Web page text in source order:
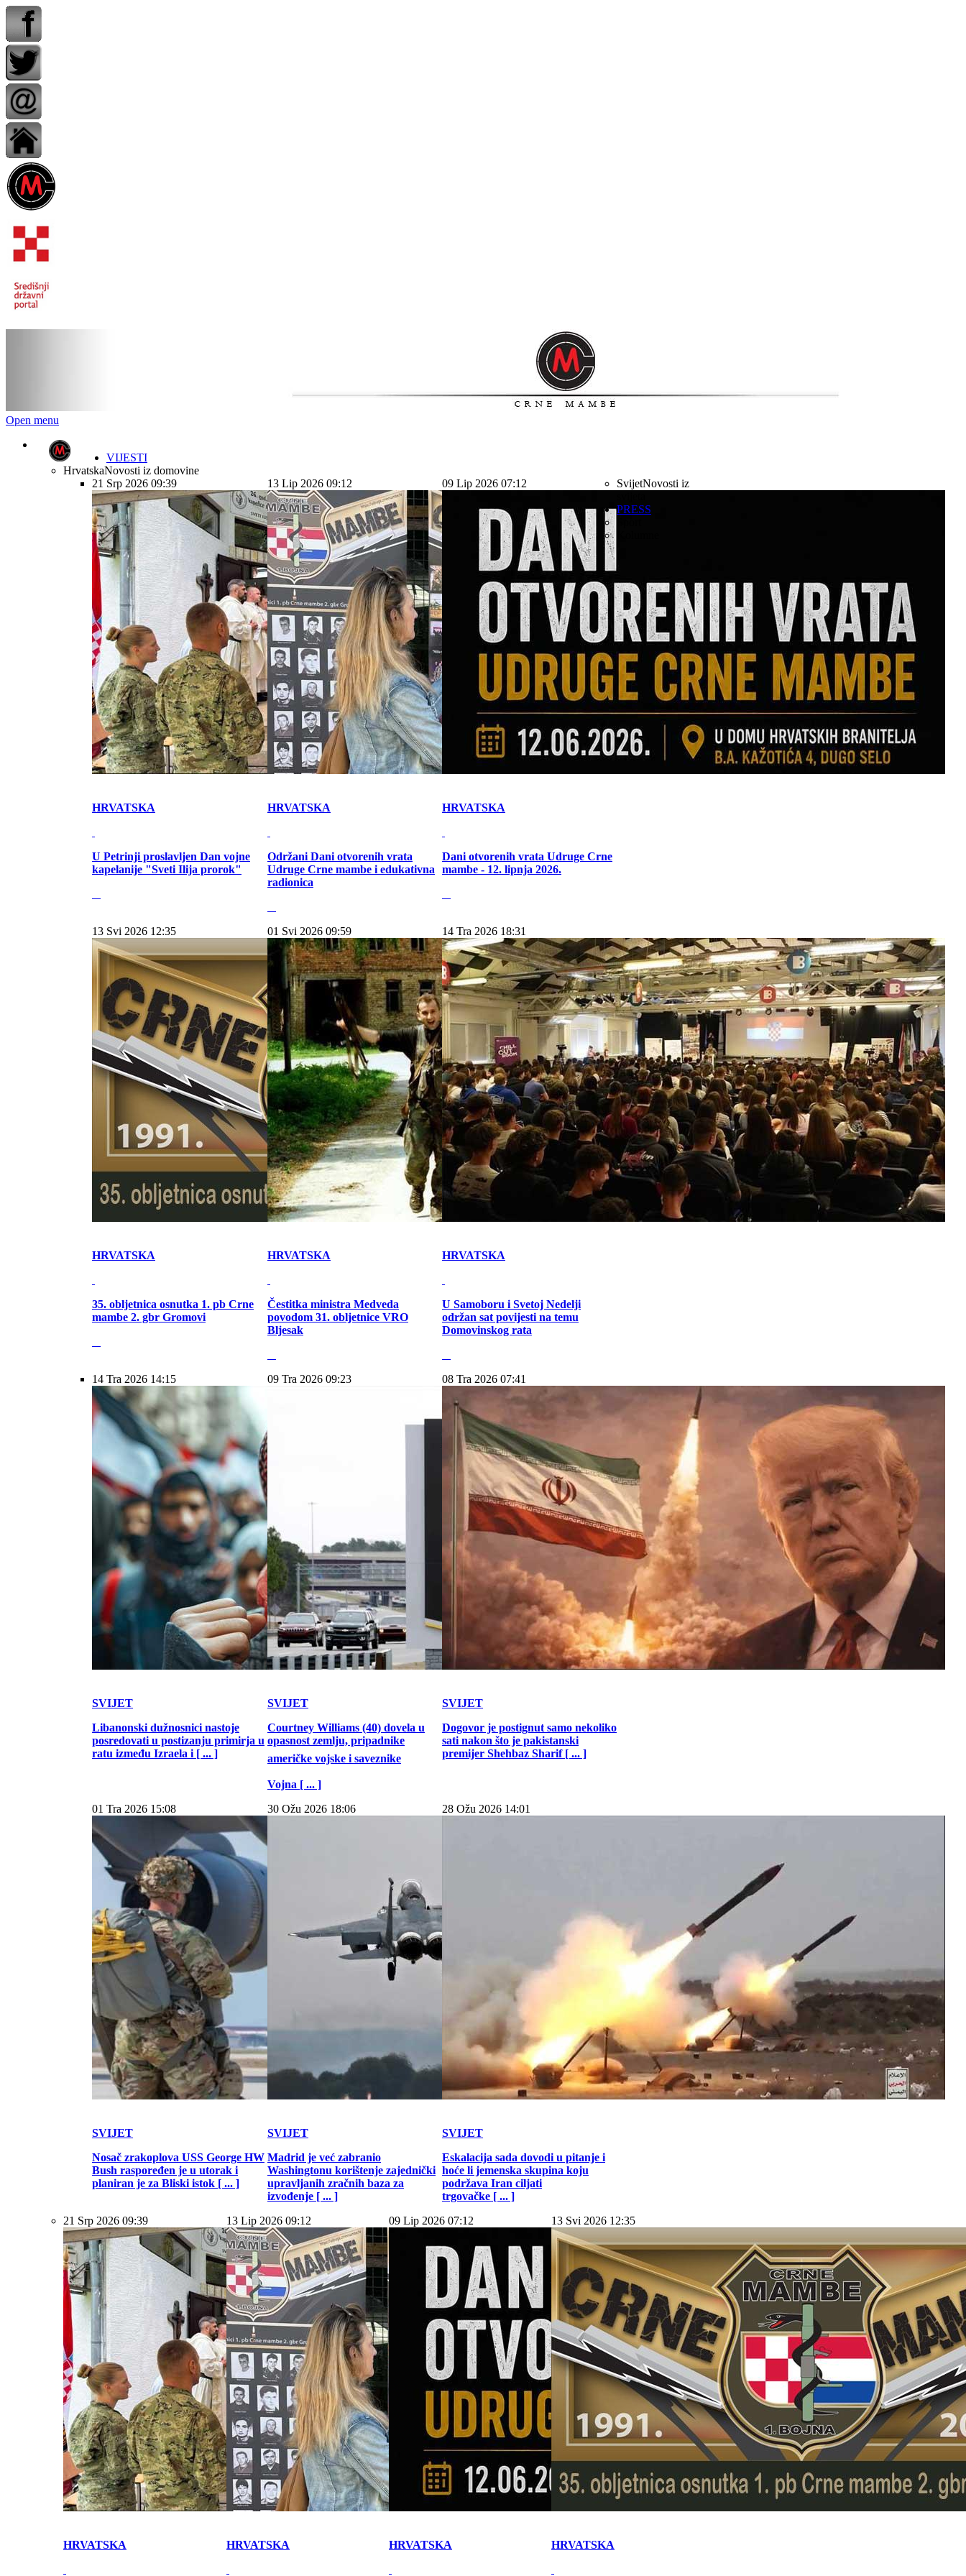
Open menu
VIJESTI
HrvatskaNovosti iz domovine
21 Srp 2026 09:39
HRVATSKA
U Petrinji proslavljen Dan vojne
kapelanije "Sveti Ilija prorok"
13 Lip 2026 09:12
HRVATSKA
Održani Dani otvorenih vrata
Udruge Crne mambe i edukativna
radionica
09 Lip 2026 07:12
HRVATSKA
Dani otvorenih vrata Udruge Crne
mambe - 12. lipnja 2026.
13 Svi 2026 12:35
HRVATSKA
35. obljetnica osnutka 1. pb Crne
mambe 2. gbr Gromovi
01 Svi 2026 09:59
HRVATSKA
Čestitka ministra Medveda
povodom 31. obljetnice VRO
Bljesak
14 Tra 2026 18:31
HRVATSKA
U Samoboru i Svetoj Nedelji
održan sat povijesti na temu
Domovinskog rata
SvijetNovosti iz
14 Tra 2026 14:15
SVIJET
Libanonski dužnosnici nastoje
posredovati u postizanju primirja u
ratu između Izraela i [ ... ]
09 Tra 2026 09:23
SVIJET
Courtney Williams (40) dovela u
opasnost zemlju, pripadnike
američke vojske i saveznike
Vojna [ ... ]
08 Tra 2026 07:41
SVIJET
Dogovor je postignut samo nekoliko
sati nakon što je pakistanski
premijer Shehbaz Sharif [ ... ]
01 Tra 2026 15:08
SVIJET
Nosač zrakoplova USS George HW
Bush raspoređen je u utorak i
planiran je za Bliski istok [ ... ]
30 Ožu 2026 18:06
SVIJET
Madrid je već zabranio
Washingtonu korištenje zajednički
upravljanih zračnih baza za
izvođenje [ ... ]
28 Ožu 2026 14:01
SVIJET
Eskalacija sada dovodi u pitanje i
hoće li jemenska skupina koju
podržava Iran ciljati
trgovačke [ ... ]
21 Srp 2026 09:39
HRVATSKA
13 Lip 2026 09:12
HRVATSKA
09 Lip 2026 07:12
HRVATSKA
13 Svi 2026 12:35
HRVATSKA
PRESS